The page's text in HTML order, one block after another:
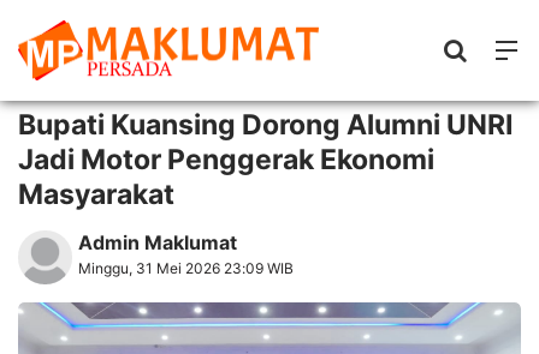
Bupati Kuansing Dorong Alumni UNRI
Jadi Motor Penggerak Ekonomi
Masyarakat
Admin Maklumat
Minggu, 31 Mei 2026 23:09 WIB